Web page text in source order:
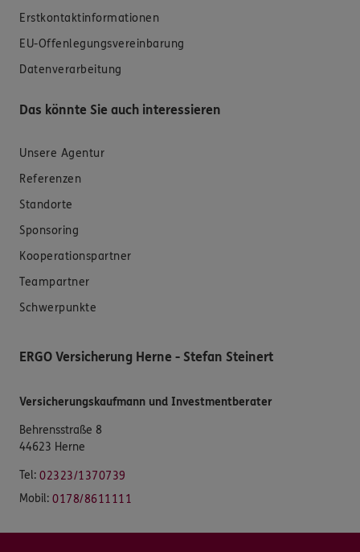
Erstkontaktinformationen
EU-Offenlegungsvereinbarung
Datenverarbeitung
Das könnte Sie auch interessieren
Unsere Agentur
Referenzen
Standorte
Sponsoring
Kooperationspartner
Teampartner
Schwerpunkte
ERGO Versicherung Herne - Stefan Steinert
Versicherungskaufmann und Investmentberater
Behrensstraße 8
44623 Herne
Tel: 02323/1370739
Mobil: 0178/8611111